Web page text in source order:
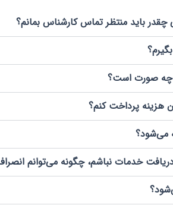
باید منتظر تماس کارشناس بمانم؟
چه صورت است؟
هزینه پرداخت کنم؟
می‌شود؟
خدمات نباشم، چگونه می‌توانم